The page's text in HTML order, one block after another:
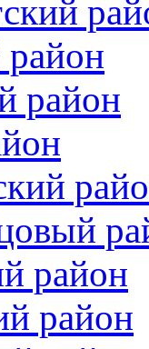
район
район
район